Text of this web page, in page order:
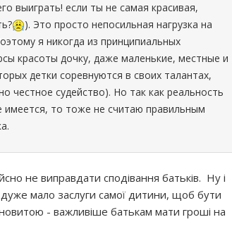
выиграть! если ты не самая красивая,
). Это просто непосильная нагрузка на
я никогда из принципиальных
красоты дочку, даже маленькие, местные и
детки соревнуются в своих талантах,
честное судейство). Но так как реальность
имеется, то тоже не считаю правильным
не виправдати сподівання батьків. Ну і
мало заслуги самої дитини, щоб бути
- важливіше батькам мати гроші на